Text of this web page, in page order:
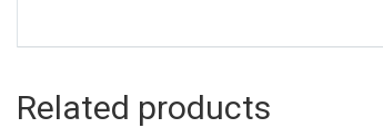
Related products